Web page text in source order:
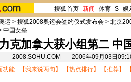
搜狐首页-新闻 -体育-S-娱
运 > 搜狐2008奥运会签约仪式发布会 > 北京
中国女垒
克加拿大获小组第二 中
2008.SOHU.COM 2006年09月03日
功能 【我来说两句 】 【热点排行】 【推荐】